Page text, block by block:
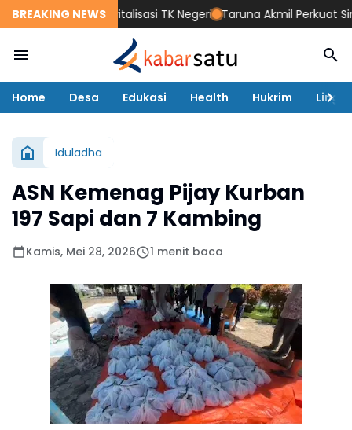
BREAKING NEWS
Gedung Revitalisasi TK Negeri Taruna Akmil Perkuat
Home Desa Edukasi Health Hukrim
Iduladha
ASN Kemenag Pijay Kurban
197 Sapi dan 7 Kambing
Kamis, Mei 28, 2026 1 menit baca